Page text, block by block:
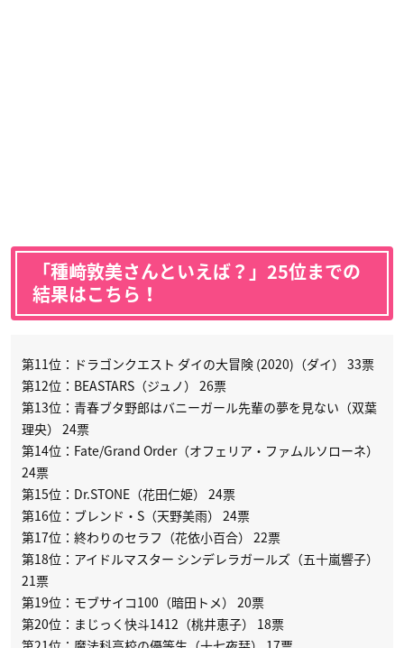
「種﨑敦美さんといえば？」25位までの
結果はこちら！
第11位：ドラゴンクエスト ダイの大冒険 (2020)（ダイ） 33票
第12位：BEASTARS（ジュノ） 26票
第13位：青春ブタ野郎はバニーガール先輩の夢を見ない（双葉
理央） 24票
第14位：Fate/Grand Order（オフェリア・ファムルソローネ）
24票
第15位：Dr.STONE（花田仁姫） 24票
第16位：ブレンド・S（天野美雨） 24票
第17位：終わりのセラフ（花依小百合） 22票
第18位：アイドルマスター シンデレラガールズ（五十嵐響子）
21票
第19位：モブサイコ100（暗田トメ） 20票
第20位：まじっく快斗1412（桃井恵子） 18票